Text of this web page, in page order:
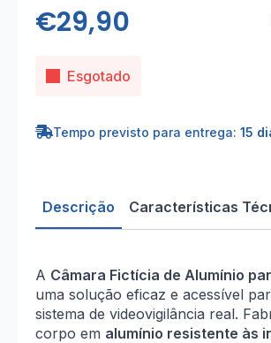
€29,90
Esgotado
Tempo previsto para entrega: 15
Descrição Características
A Câmara Fictícia de Alumínio
uma solução eficaz e acessível
sistema de videovigilância real.
corpo em alumínio resistente às